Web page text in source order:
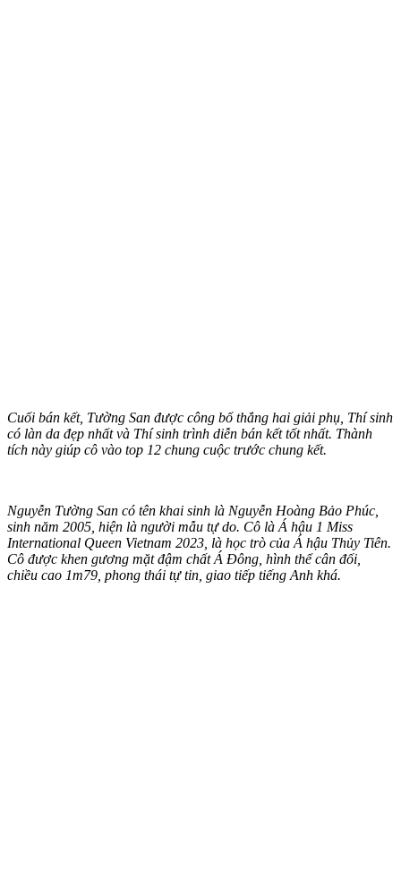
Cuối bán kết, Tường San được công bố thắng hai giải phụ, Thí sinh
có làn da đẹp nhất và Thí sinh trình diễn bán kết tốt nhất. Thành
tích này giúp cô vào top 12 chung cuộc trước chung kết.
Nguyễn Tường San có tên khai sinh là Nguyễn Hoàng Bảo Phúc,
sinh năm 2005, hiện là người mẫu tự do. Cô là Á hậu 1 Miss
International Queen Vietnam 2023, là học trò của Á hậu Thủy Tiên.
Cô được khen gương mặt đậm chất Á Đông, hình thể cân đối,
chiều cao 1m79, phong thái tự tin, giao tiếp tiếng Anh khá.